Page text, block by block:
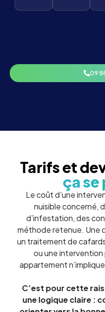
09
Tarifs et
ça se
Le coût d’une
nuisible concerné,
d’infestation, des
méthode retenue. Une
un traitement de
ou une intervention
appartement
C’est pour cette
une logique claire :